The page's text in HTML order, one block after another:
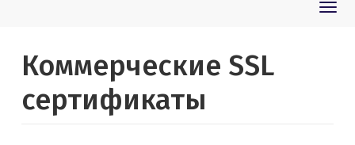
Коммерческие SSL
сертификаты